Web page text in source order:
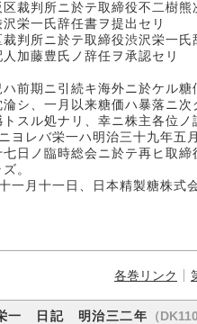
裁判所ニ於テ取締役不二樹
栄一氏辞任書ヲ提出セリ
判所ニ於テ取締役渋沢栄一
加藤豊氏ノ辞任ヲ承認セリ
前期ニ引続キ海外ニ於ケル
シ、一月以来糖価ハ暴落ニ
スル処ナリ、幸ニ株主各位ノ
バ栄一ハ明治三十九年五月
日ノ臨時総会ニ於テ再ヒ取
。
十一日、日本精製糖株式会
各巻リンク
栄一 日記 明治三二年 （